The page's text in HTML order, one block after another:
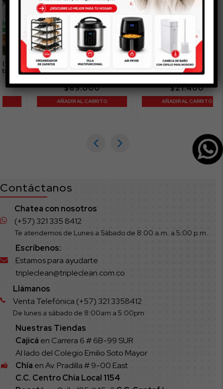
Hielera en acero
inoxidable
$69.000
AÑADIR AL CARRITO
Tapetes para baño
$21.400
AÑADIR AL CARRITO
Contáctanos
Chatea con nosotros
(+57) 321 335 8412
Te atendemos de Lunes a Sábado de 8:00 a.m. a 5:00 p.m.
Escríbenos:
Estamos para ayudarte
tripleclean@tripleclean.com.co
Llámanos
Venta Telefónica (+57) 321 3358412
De lunes a sábado de 8:00am a 5:00pm
Nuestras Tiendas
Cajicá en Carrera 6 # 6B-99 SUR
Al lado del Colegio Emilio Soto Mayor
Chía en Av. Pradilla # 9-00 East
C.C. Centro Chía Local 1154